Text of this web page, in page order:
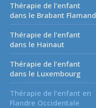
Thérapie de l’enfant
dans le Brabant Flamand
Thérapie de l’enfant
dans le Hainaut
Thérapie de l’enfant
dans le Luxembourg
Thérapie de l’enfant en
Flandre Occidentale